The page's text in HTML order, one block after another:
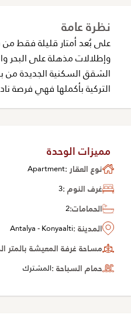
نظرة عامة
على بُعد أمتار قليلة فقط
وإطلالات مذهلة على البحر
الشقق السكنية الجديدة من
التركية بأكملها فهي فرصة
مميزات الوحدة
نوع العقار :Apartment
غرف النوم :3
الحمامات:2
المدينة :Antalya - Konyaalti
مساحة غرفة المعيشة بالمتر
حمام السباحة :المشترك